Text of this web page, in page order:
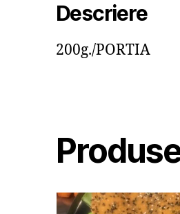
Descriere
200g./PORTIA